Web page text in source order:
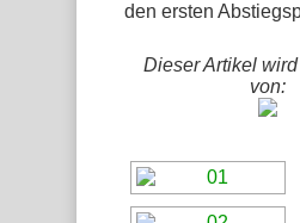
den ersten
Dieser Artikel
von: